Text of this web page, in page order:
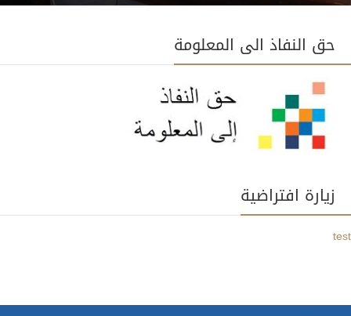
حق النفاذ الى المعلومة
زيارة افتراضية
test